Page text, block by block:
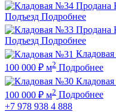
Продана
Подъезд Подробнее
Продана
Подъезд Подробнее
100 000 ₽ м2 Подробнее
100 000 ₽ м2 Подробнее
+7 978 938 4 888